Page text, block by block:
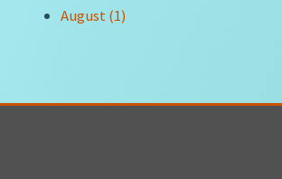
August (1)